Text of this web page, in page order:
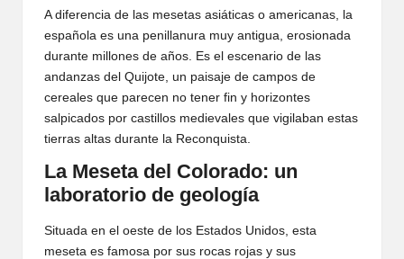
A diferencia de las mesetas asiáticas o americanas, la
española es una penillanura muy antigua, erosionada
durante millones de años. Es el escenario de las
andanzas del Quijote, un paisaje de campos de
cereales que parecen no tener fin y horizontes
salpicados por castillos medievales que vigilaban estas
tierras altas durante la Reconquista.
La Meseta del Colorado: un
laboratorio de geología
Situada en el oeste de los Estados Unidos, esta
meseta es famosa por sus rocas rojas y sus